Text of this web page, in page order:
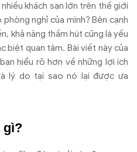
khách sạn lớn trên thế giới
nghỉ của mình? Bên cạnh
khả năng thấm hút cũng là yếu
biệt quan tâm. Bài viết này của
hiểu rõ hơn về những lợi ích
lý do tại sao nó lại được ưa
gì?